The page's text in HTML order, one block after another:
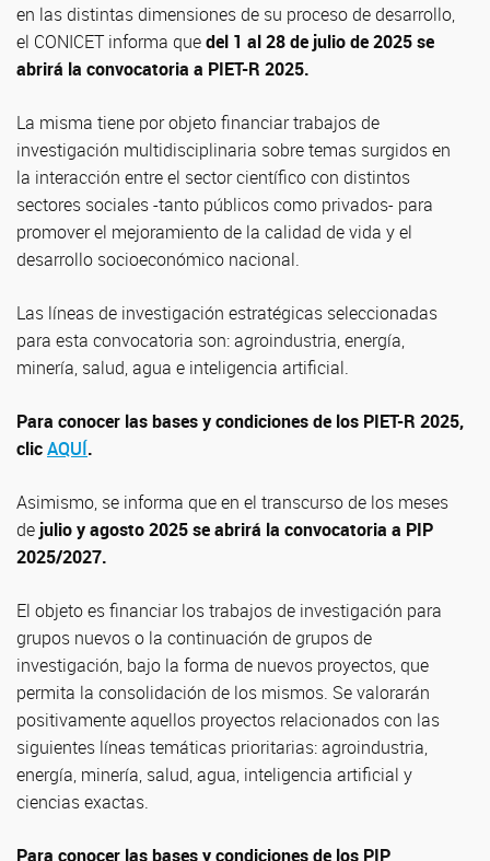
en las distintas dimensiones de su proceso de desarrollo,
el CONICET informa quedel 1 al 28 de julio de 2025 se
abrirá la convocatoria a PIET-R 2025.
La misma tiene por objeto financiar trabajos de
investigación multidisciplinaria sobre temas surgidos en
la interacción entre el sector científico con distintos
sectores sociales -tanto públicos como privados- para
promover el mejoramiento de la calidad de vida y el
desarrollo socioeconómico nacional.
Las líneas de investigación estratégicas seleccionadas
para esta convocatoria son: agroindustria, energía,
minería, salud, agua e inteligencia artificial.
Para conocer las bases y condiciones de los PIET-R 2025,
clicAQUÍ.
Asimismo, se informa que en el transcurso de los meses
de julio y agosto 2025 se abrirá la convocatoria a PIP
2025/2027.
El objeto es financiar los trabajos de investigación para
grupos nuevos o la continuación de grupos de
investigación, bajo la forma de nuevos proyectos, que
permita la consolidación de los mismos. Se valorarán
positivamente aquellos proyectos relacionados con las
siguientes líneas temáticas prioritarias: agroindustria,
energía, minería, salud, agua, inteligencia artificial y
ciencias exactas.
Para conocer las bases y condiciones de los PIP